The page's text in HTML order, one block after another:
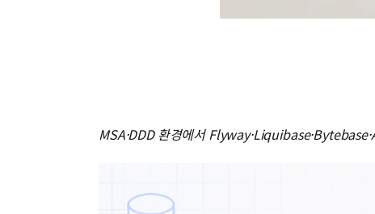
MSA·DDD 환경에서